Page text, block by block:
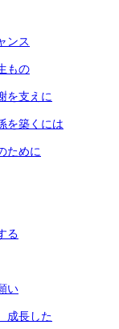
ンス
もの
を支えに
を築くには
ために
る
い
成長した